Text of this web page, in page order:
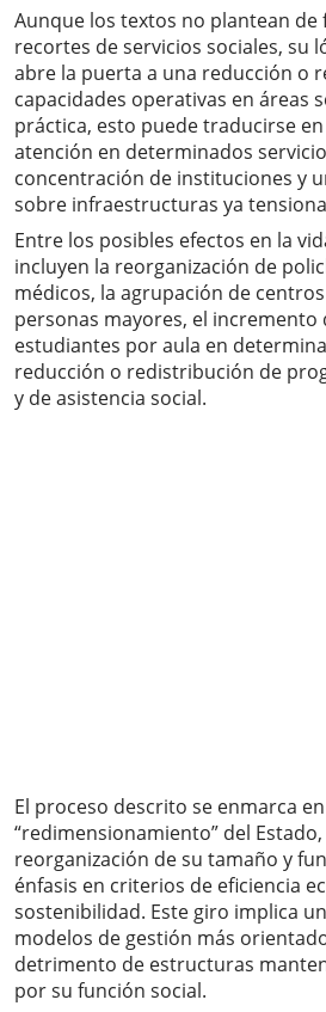
Aunque los textos no plantean de
recortes de servicios sociales, su
abre la puerta a una reducción o
capacidades operativas en áreas
práctica, esto puede traducirse
atención en determinados
concentración de instituciones y
sobre infraestructuras ya
Entre los posibles efectos en la
incluyen la reorganización de
médicos, la agrupación de
personas mayores, el incremento
estudiantes por aula en
reducción o redistribución de
y de asistencia social.
El proceso descrito se enmarca
“redimensionamiento” del
reorganización de su tamaño y
énfasis en criterios de eficiencia
sostenibilidad. Este giro implica
modelos de gestión más
detrimento de estructuras
por su función social.